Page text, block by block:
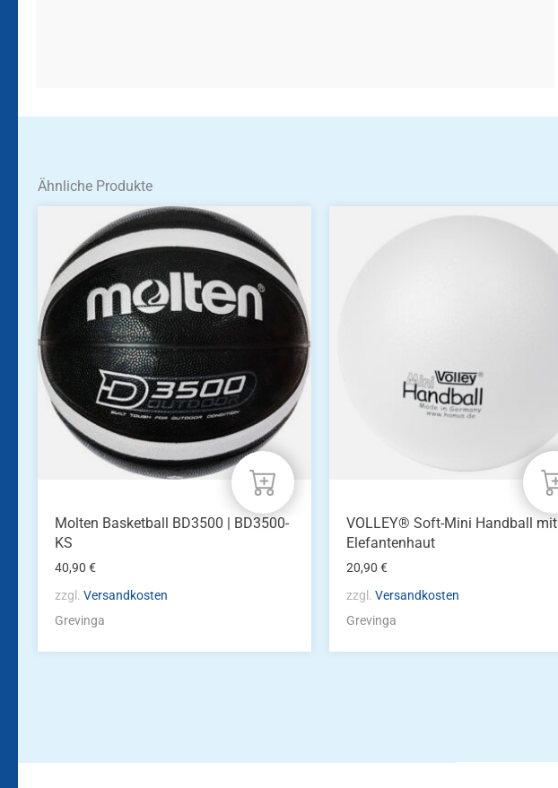
Ähnliche Produkte
Molten Basketball BD3500 | BD3500-
KS
40,90€
zzgl.Versandkosten
Grevinga
VOLLEY® Soft-Mini Handball mit
Elefantenhaut
20,90€
zzgl.Versandkosten
Grevinga